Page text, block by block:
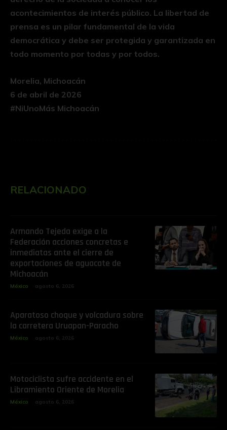
acontecimientos de interés público. La libertad de
prensa es un pilar fundamental de la vida
democrática y debe ser protegida y garantizada en
todo momento por todas y por todos.
Morelia, Michoacán
6 de abril de 2026
#NiUnoMás Michoacán
RELACIONADO
Armando Tejeda exige a la
Federación acciones concretas e
inmediatas ante el cierre de
exportaciones de aguacate de
Michoacán
México agosto 6, 2026
Aparatoso choque y volcadura sobre
la carretera Uruapan-Paracho
México agosto 6, 2026
Motociclista sufre accidente en el
Libramiento Oriente de Morelia
México agosto 6, 2026